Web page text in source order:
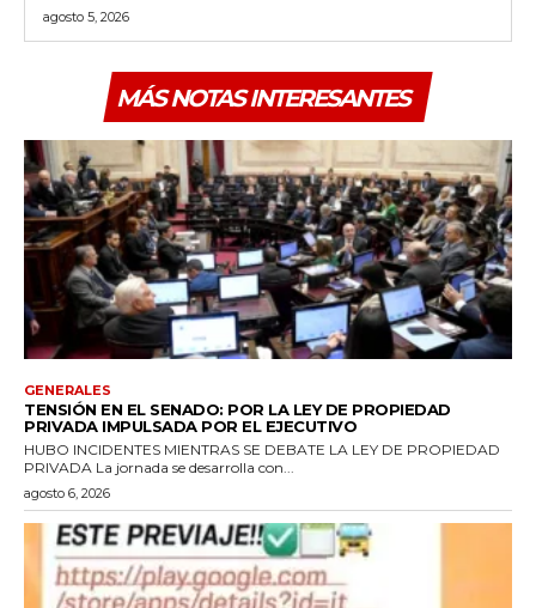
agosto 5, 2026
MÁS NOTAS INTERESANTES
GENERALES
TENSIÓN EN EL SENADO: POR LA LEY DE PROPIEDAD
PRIVADA IMPULSADA POR EL EJECUTIVO
HUBO INCIDENTES MIENTRAS SE DEBATE LA LEY DE PROPIEDAD
PRIVADA La jornada se desarrolla con...
agosto 6, 2026